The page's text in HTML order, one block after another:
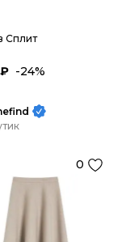
Сплит
-24%
0